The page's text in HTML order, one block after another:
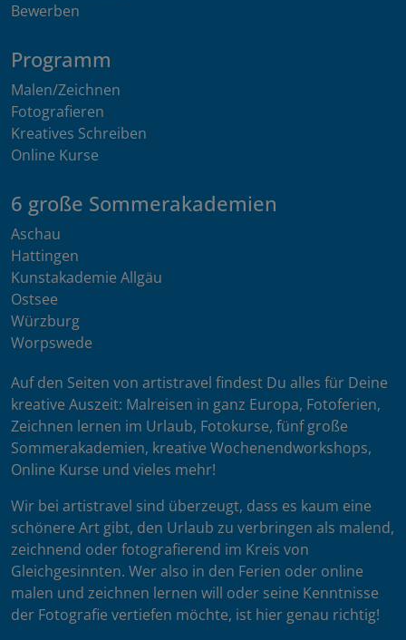
Bewerben
Programm
Malen/Zeichnen
Fotografieren
Kreatives Schreiben
Online Kurse
6 große Sommerakademien
Aschau
Hattingen
Kunstakademie Allgäu
Ostsee
Würzburg
Worpswede
Auf den Seiten von artistravel findest Du alles für Deine
kreative Auszeit: Malreisen in ganz Europa, Fotoferien,
Zeichnen lernen im Urlaub, Fotokurse, fünf große
Sommerakademien, kreative Wochenendworkshops,
Online Kurse und vieles mehr!
Wir bei artistravel sind überzeugt, dass es kaum eine
schönere Art gibt, den Urlaub zu verbringen als malend,
zeichnend oder fotografierend im Kreis von
Gleichgesinnten. Wer also in den Ferien oder online
malen und zeichnen lernen will oder seine Kenntnisse
der Fotografie vertiefen möchte, ist hier genau richtig!